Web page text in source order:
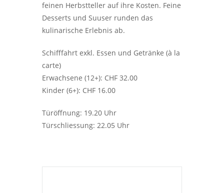
feinen Herbstteller auf ihre Kosten. Feine
Desserts und Suuser runden das
kulinarische Erlebnis ab.
Schifffahrt exkl. Essen und Getränke (à la
carte)
Erwachsene (12+): CHF 32.00
Kinder (6+): CHF 16.00
Türöffnung: 19.20 Uhr
Türschliessung: 22.05 Uhr